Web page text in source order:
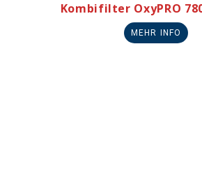
Kombifilter OxyPRO
MEHR INFO